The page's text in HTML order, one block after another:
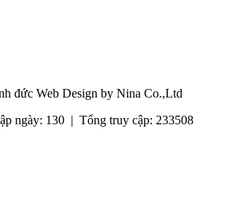
đức Web Design by Nina Co.,Ltd
ngày: 130 | Tổng truy cập: 233508